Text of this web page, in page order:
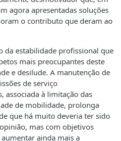
agora apresentadas soluções
o contributo que deram ao
da estabilidade profissional que
mais preocupantes deste
e desilude. A manutenção de
de serviço
associada à limitação das
de mobilidade, prolonga
que há muito deveria ter sido
mas com objetivos
ainda mais a